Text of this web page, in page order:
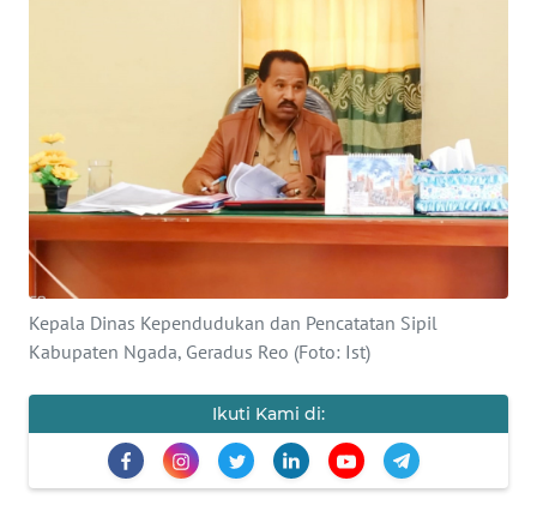
Kepala Dinas Kependudukan dan Pencatatan Sipil
Kabupaten Ngada, Geradus Reo (Foto: Ist)
Ikuti Kami di:
INTERNASIONAL
SERBA-SERBI
PENDIDIKAN
OLAHRAGA
EDITORIAL